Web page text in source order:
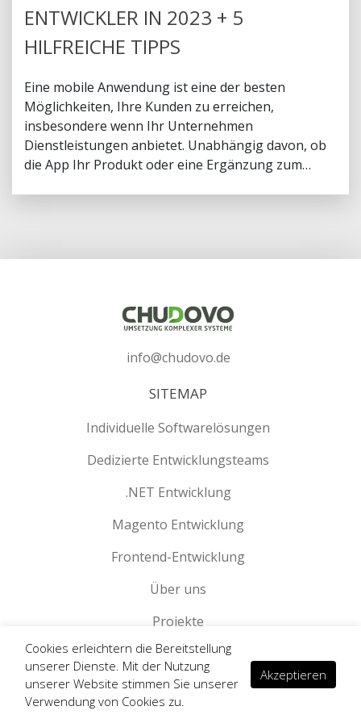
ENTWICKLER IN 2023 + 5
HILFREICHE TIPPS
Eine mobile Anwendung ist eine der besten
Möglichkeiten, Ihre Kunden zu erreichen,
insbesondere wenn Ihr Unternehmen
Dienstleistungen anbietet. Unabhängig davon, ob
die App Ihr ​​Produkt oder eine Ergänzung zum
diesem Artikel handelt es sich um den Prozess der
info@chudovo.de
SITEMAP
Individuelle Softwarelösungen
Dedizierte Entwicklungsteams
.NET Entwicklung
Magento Entwicklung
Frontend-Entwicklung
Über uns
Projekte
Blog
Datenschutzerklärung
Cookies erleichtern die Bereitstellung
unserer Dienste. Mit der Nutzung
unserer Website stimmen Sie unserer
Verwendung von Cookies zu.
Akzeptieren